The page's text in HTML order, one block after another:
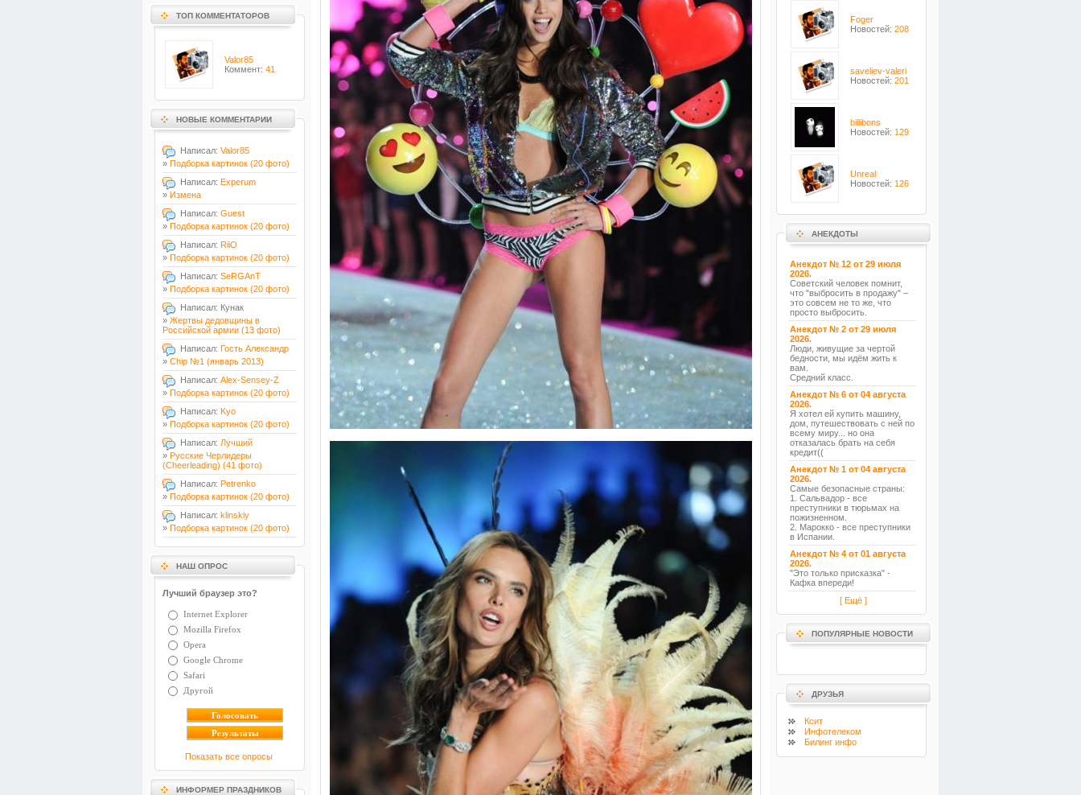
ТОП КОММЕНТАТОРОВ
Valor85
Коммент: 41
НОВЫЕ КОММЕНТАРИИ
Написал: Valor85
» Подборка картинок (20 фото)
Написал: Experum
» Измена
Написал: Guest
» Подборка картинок (20 фото)
Написал: RiiO
» Подборка картинок (20 фото)
Написал: SeRGAnT
» Подборка картинок (20 фото)
Написал: Кунак
» Жертвы дедовщины в
Российской армии (13 фото)
Написал: Гость Александр
» Chip №1 (январь 2013)
Написал: Alex-Sensey-Z
» Подборка картинок (20 фото)
Написал: Kyo
» Подборка картинок (20 фото)
Написал: Лучший
» Русские Черлидеры
(Cheerleading) (41 фото)
Написал: Petrenko
» Подборка картинок (20 фото)
Написал: klinskiy
» Подборка картинок (20 фото)
НАШ ОПРОС
Лучший браузер это?
Internet Explorer
Mozilla Firefox
Opera
Google Chrome
Safari
Другой
Показать все опросы
ИНФОРМЕР ПРАЗДНИКОВ
Foger
Новостей: 208
saveliev-valeri
Новостей: 201
billibons
Новостей: 129
Unreal
Новостей: 126
АНЕКДОТЫ
Анекдот № 12 от 29 июля
2026.
Советский человек помнит,
что "выбросить в продажу" –
это совсем не то же, что
просто выбросить.
Анекдот № 2 от 29 июля
2026.
Люди, живущие за чертой
бедности, мы идём жить к
вам.
Средний класс.
Анекдот № 6 от 04 августа
2026.
Я хотел ей купить машину,
дом, путешествовать с ней по
всему миру... но она
отказалась брать на себя
кредит((
Анекдот № 1 от 04 августа
2026.
Самые безопасные страны:
1. Сальвадор - все
преступники в тюрьмах на
пожизненном.
2. Марокко - все преступники
в Испании.
Анекдот № 4 от 01 августа
2026.
"Это только присказка" -
Кафка впереди!
[ Ещё ]
ПОПУЛЯРНЫЕ НОВОСТИ
ДРУЗЬЯ
Ксит
Инфотелеком
Билинг инфо